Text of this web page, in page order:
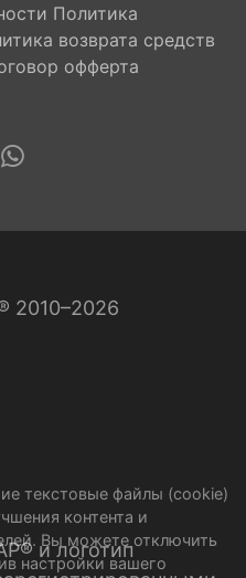
Политика
возврата средств
офферта
2010–2026
и логотип
текстовые файлы (cookie)
контента и
Вы можете отключить
настройки вашего